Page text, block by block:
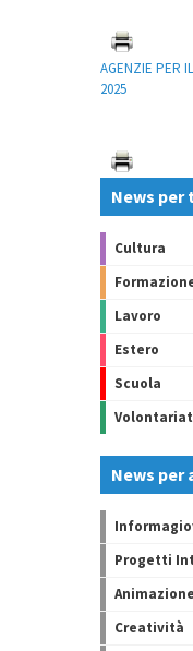
AGENZIE PER
2025
News per
Cultura
Lavoro
Estero
Scuola
News per
Progetti
Animazione
Creatività